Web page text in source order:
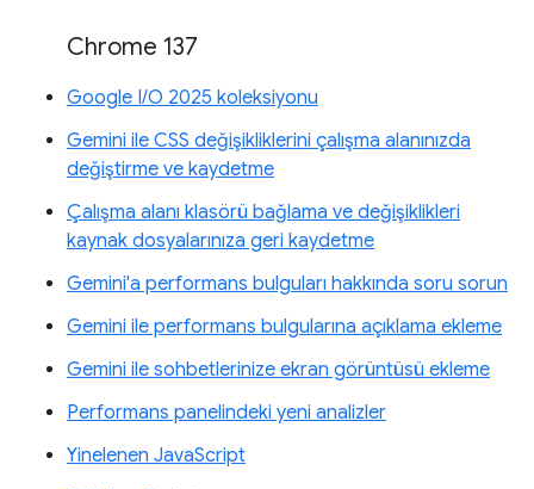
Chrome 137
Google I/O 2025 koleksiyonu
Gemini ile CSS değişikliklerini çalışma alanınızda
değiştirme ve kaydetme
Çalışma alanı klasörü bağlama ve değişiklikleri
kaynak dosyalarınıza geri kaydetme
Gemini'a performans bulguları hakkında soru sorun
Gemini ile performans bulgularına açıklama ekleme
Gemini ile sohbetlerinize ekran görüntüsü ekleme
Performans panelindeki yeni analizler
Yinelenen JavaScript